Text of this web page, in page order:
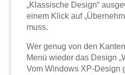
„Klassische Design“
einem Klick auf
muss.
Wer genug von den
Menü wieder das Design
Vom Windows XP-Design